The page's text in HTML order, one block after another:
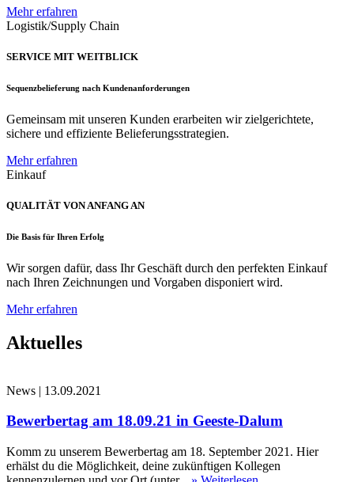
Mehr erfahren
Logistik/Supply Chain
SERVICE MIT WEITBLICK
Sequenzbelieferung nach Kundenanforderungen
Gemeinsam mit unseren Kunden erarbeiten wir zielgerichtete,
sichere und effiziente Belieferungsstrategien.
Mehr erfahren
Einkauf
QUALITÄT VON ANFANG AN
Die Basis für Ihren Erfolg
Wir sorgen dafür, dass Ihr Geschäft durch den perfekten Einkauf
nach Ihren Zeichnungen und Vorgaben disponiert wird.
Mehr erfahren
Aktuelles
News | 13.09.2021
Bewerbertag am 18.09.21 in Geeste-Dalum
Komm zu unserem Bewerbertag am 18. September 2021. Hier
erhälst du die Möglichkeit, deine zukünftigen Kollegen